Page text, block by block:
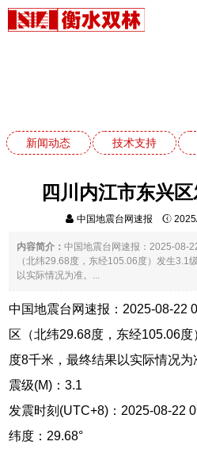
新闻动态 技术支持
四川内江市东兴
中国地震台网速报
内容简介：中国地震台网速报：2025-08-
（北纬29.68度，东经105.06度）发生3.1
以实际情况为准。...
中国地震台网速报：2025-08-22
区（北纬29.68度，东经105.06
度8千米，最终结果以实际情况为
震级(M)：3.1
发震时刻(UTC+8)：2025-08-22
纬度：29.68°